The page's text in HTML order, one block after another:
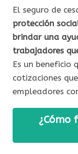
El seguro de
protección
brindar una
trabajadores
Es un beneficio
cotizaciones
empleadores
¿Cómo